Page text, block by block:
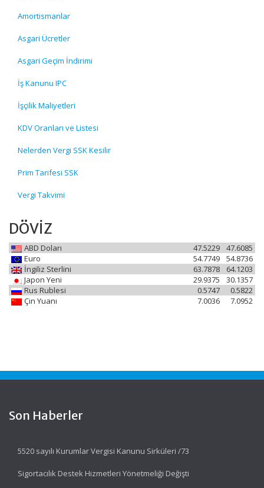
Amortismanlar
Asgari Ücretler
Asgari Geçim İndirimi
İş Kanunu IPC
İşçilik Maliyetleri
KDV Oranları ve Listesi
Nelerden Vergi SSK Kesilir
Prim Tarifesi SSK
Vergi Takvimi
DÖVİZ
ABD Doları 47.6085
47.5229
Euro
54.8736
54.7749
İngiliz Sterlini
64.1203
63.7878
Japon Yeni
30.1357
29.9375
Rus Rublesi
0.5822
0.5747
Çin Yuanı
7.0952
7.0036
Son Haberler
5520 sayılı Kurumlar Vergisi Kanunu Sirküleri /73
Sigortacılık Destek Hizmetleri Yönetmeliği Değişti